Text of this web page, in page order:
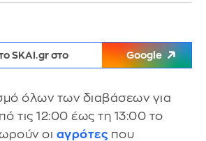
SKAI.gr στο Google
όλων των διαβάσεων για
τις 12:00 έως τη 13:00 το
οι αγρότες που